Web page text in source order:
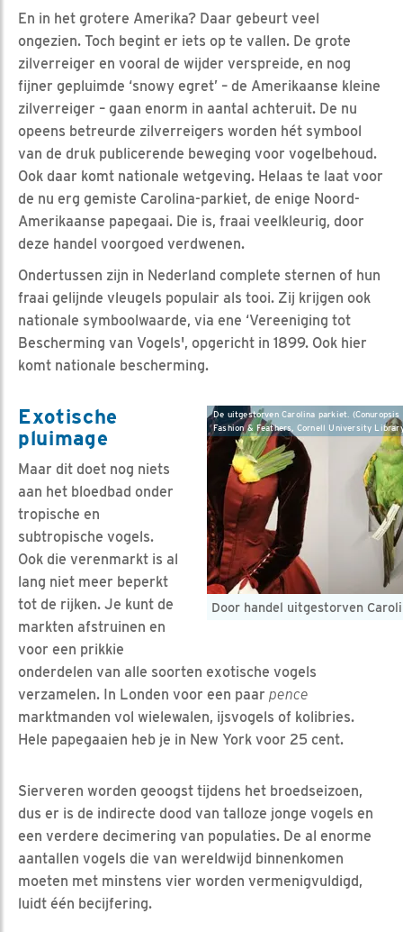
En in het grotere Amerika? Daar gebeurt veel
ongezien. Toch begint er iets op te vallen. De grote
zilverreiger en vooral de wijder verspreide, en nog
fijner gepluimde ‘snowy egret’ – de Amerikaanse kleine
zilverreiger – gaan enorm in aantal achteruit. De nu
opeens betreurde zilverreigers worden hét symbool
van de druk publicerende beweging voor vogelbehoud.
Ook daar komt nationale wetgeving. Helaas te laat voor
de nu erg gemiste Carolina-parkiet, de enige Noord-
Amerikaanse papegaai. Die is, fraai veelkleurig, door
deze handel voorgoed verdwenen.
Ondertussen zijn in Nederland complete sternen of hun
fraai gelijnde vleugels populair als tooi. Zij krijgen ook
nationale symboolwaarde, via ene ‘Vereeniging tot
Bescherming van Vogels', opgericht in 1899. Ook hier
komt nationale bescherming.
Door handel uitgestorven
De uitgestorven Carolina parkiet.
Fashion & Feathers, Cornell University
Exotische
pluimage
Maar dit doet nog niets
aan het bloedbad onder
tropische en
subtropische vogels.
Ook die verenmarkt is al
lang niet meer beperkt
tot de rijken. Je kunt de
markten afstruinen en
voor een prikkie
onderdelen van alle soorten exotische vogels
verzamelen. In Londen voor een paar pence
marktmanden vol wielewalen, ijsvogels of kolibries.
Hele papegaaien heb je in New York voor 25 cent.
Sierveren worden geoogst tijdens het broedseizoen,
dus er is de indirecte dood van talloze jonge vogels en
een verdere decimering van populaties. De al enorme
aantallen vogels die van wereldwijd binnenkomen
moeten met minstens vier worden vermenigvuldigd,
luidt één becijfering.